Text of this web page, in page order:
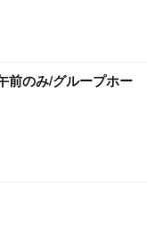
前のみ/グループホー